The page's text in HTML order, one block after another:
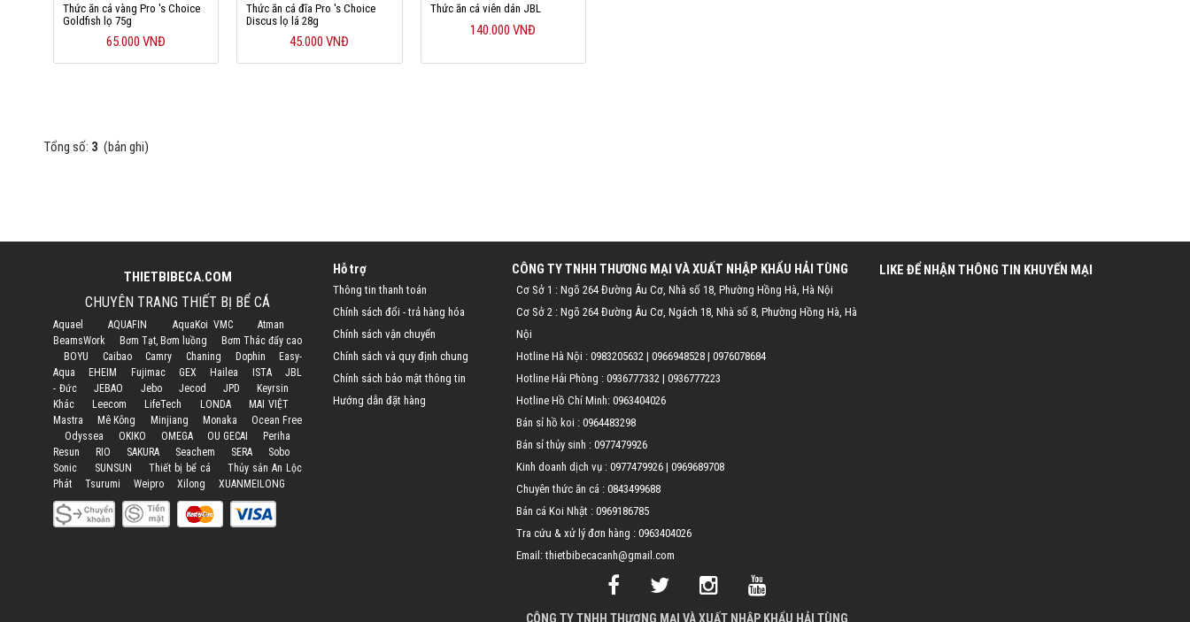
Thức ăn cá vàng Pro 's Choice
Goldfish lọ 75g
65.000 VNĐ
Thức ăn cá đĩa Pro 's Choice
Discus lọ lá 28g
45.000 VNĐ
Thức ăn cá viên dán JBL
140.000 VNĐ
Tổng số: 3 (bản ghi)
THIETBIBECA.COM
CHUYÊN TRANG THIẾT BỊ BỂ CÁ
Aquael AQUAFIN AquaKoi VMC
Atman
BeamsWork
Bơm Tạt, Bơm luồng
Bơm Thác đẩy cao
BOYU
Caibao Camry Chaning Dophin
Easy-
Aqua
EHEIM Fujimac GEX Hailea ISTA
JBL
- Đức
JEBAO Jebo Jecod JPD
Keyrsin
Khác
Leecom LifeTech LONDA
MAI VIỆT
Mastra
Mê Kông Minjiang Monaka
Ocean Free
Odyssea
OKIKO OMEGA OU GECAI
Periha
Resun
RIO SAKURA Seachem SERA
Sobo
Sonic
SUNSUN Thiết bị bể cá
Thủy sản An Lộc
Phát
Tsurumi Weipro Xilong XUANMEILONG
Hỗ trợ
Thông tin thanh toán
Chính sách đổi - trả hàng hóa
Chính sách vận chuyển
Chính sách và quy định chung
Chính sách bảo mật thông tin
Hướng dẫn đặt hàng
CÔNG TY TNHH THƯƠNG MẠI VÀ XUẤT NHẬP KHẨU HẢI TÙNG
Cơ Sở 1 : Ngõ 264 Đường Âu Cơ, Nhà số 18, Phường Hồng Hà, Hà Nội
Cơ Sở 2 : Ngõ 264 Đường Âu Cơ, Ngách 18, Nhà số 8, Phường Hồng Hà, Hà
Nội
Hotline Hà Nội :0983205632 |0966948528 |0976078684
Hotline Hải Phòng :0936777332 |0936777223
Hotline Hồ Chí Minh:0963404026
Bán sỉ hồ koi :0964483298
Bán sỉ thủy sinh :0977479926
Kinh doanh dịch vụ :0977479926 |0969689708
Chuyên thức ăn cá :0843499688
Bán cá Koi Nhật :0969186785
Tra cứu & xử lý đơn hàng :0963404026
Email: thietbibecacanh@gmail.com
CÔNG TY TNHH THƯƠNG MẠI VÀ XUẤT NHẬP KHẨU HẢI TÙNG
LIKE ĐỂ NHẬN THÔNG TIN KHUYẾN MẠI